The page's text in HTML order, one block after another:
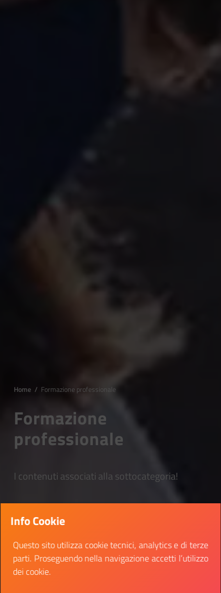
Home / Formazione professionale
Formazione
professionale
I contenuti associati alla sottocategoria!
Info Cookie
Questo sito utilizza cookie tecnici, analytics e di terze
parti. Proseguendo nella navigazione accetti l’utilizzo
dei cookie.